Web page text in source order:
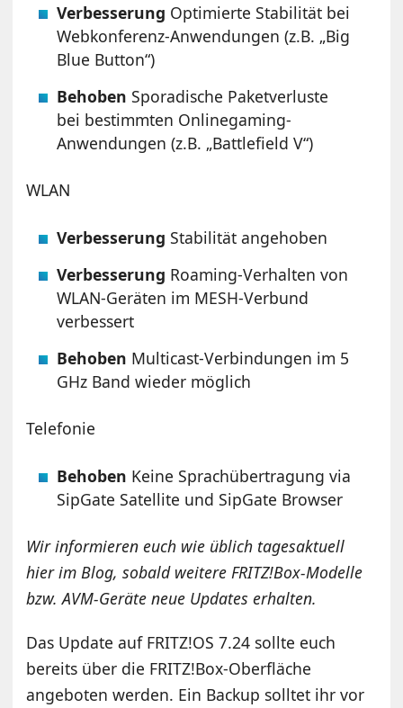
Verbesserung Optimierte Stabilität bei
Webkonferenz-Anwendungen (z.B. „Big
Blue Button“)
Behoben Sporadische Paketverluste
bei bestimmten Onlinegaming-
Anwendungen (z.B. „Battlefield V“)
WLAN
Verbesserung Stabilität angehoben
Verbesserung Roaming-Verhalten von
WLAN-Geräten im MESH-Verbund
verbessert
Behoben Multicast-Verbindungen im 5
GHz Band wieder möglich
Telefonie
Behoben Keine Sprachübertragung via
SipGate Satellite und SipGate Browser
Wir informieren euch wie üblich tagesaktuell
hier im Blog, sobald weitere FRITZ!Box-Modelle
bzw. AVM-Geräte neue Updates erhalten.
Das Update auf FRITZ!OS 7.24 sollte euch
bereits über die FRITZ!Box-Oberfläche
angeboten werden. Ein Backup solltet ihr vor